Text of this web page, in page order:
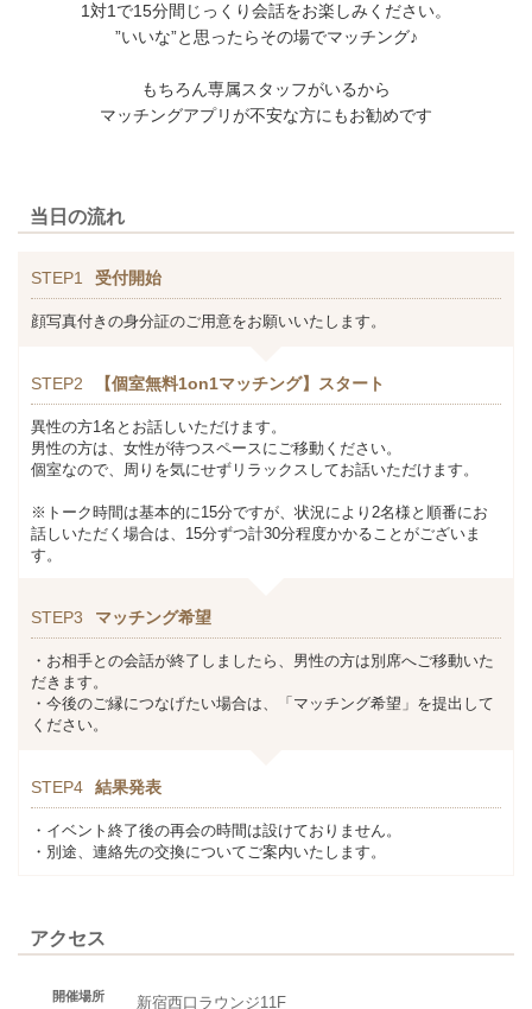
1対1で15分間じっくり会話をお楽しみください。
”いいな”と思ったらその場でマッチング♪
もちろん専属スタッフがいるから
マッチングアプリが不安な方にもお勧めです
当日の流れ
STEP1 受付開始
顔写真付きの身分証のご用意をお願いいたします。
STEP2 【個室無料1on1マッチング】スタート
異性の方1名とお話しいただけます。
男性の方は、女性が待つスペースにご移動ください。
個室なので、周りを気にせずリラックスしてお話いただけます。
※トーク時間は基本的に15分ですが、状況により2名様と順番にお
話しいただく場合は、15分ずつ計30分程度かかることがございま
す。
STEP3 マッチング希望
・お相手との会話が終了しましたら、男性の方は別席へご移動いた
だきます。
・今後のご縁につなげたい場合は、「マッチング希望」を提出して
ください。
STEP4 結果発表
・イベント終了後の再会の時間は設けておりません。
・別途、連絡先の交換についてご案内いたします。
アクセス
開催場所 新宿西口ラウンジ11F